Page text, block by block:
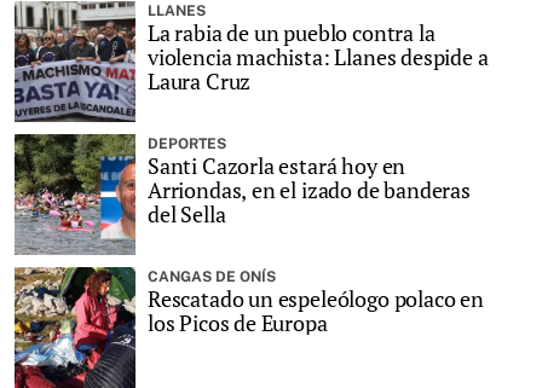
LLANES
La rabia de un pueblo contra la
violencia machista: Llanes despide a
Laura Cruz
DEPORTES
Santi Cazorla estará hoy en
Arriondas, en el izado de banderas
del Sella
CANGAS DE ONÍS
Rescatado un espeleólogo polaco en
los Picos de Europa